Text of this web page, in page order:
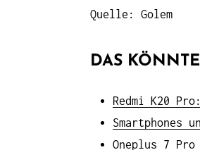
Quelle: Golem
DAS
Redmi K20
Smartphones
Oneplus 7